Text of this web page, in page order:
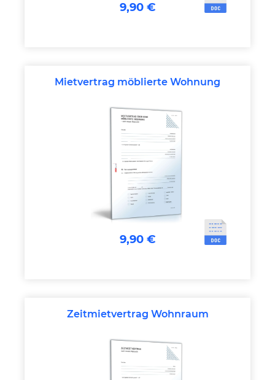
9,90 €
Mietvertrag möblierte Wohnung
9,90 €
Zeitmietvertrag Wohnraum